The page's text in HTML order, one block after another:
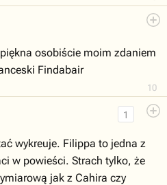
10
osobiście moim zdaniem
Findabair
1
wykreuje. Filippa to jedna z
w powieści. Strach tylko, że
jak z Cahira czy